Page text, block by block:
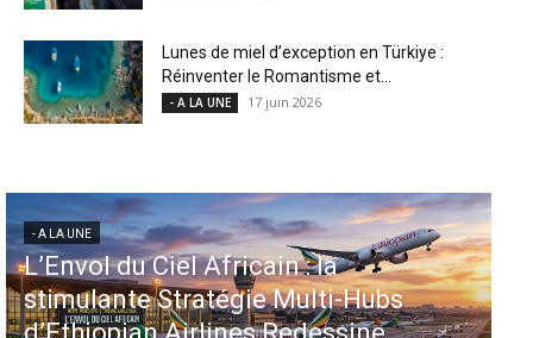
Lunes de miel d’exception en Türkiye :
Réinventer le Romantisme et...
- A LA UNE 17 juin 2026
- A LA UNE
Aéroports US : les États-Unis
injectent 870 millions de dollars